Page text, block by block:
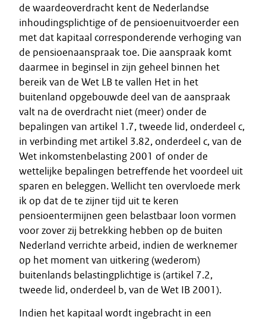
de waardeoverdracht kent de Nederlandse
inhoudingsplichtige of de pensioenuitvoerder een
met dat kapitaal corresponderende verhoging van
de pensioenaanspraak toe. Die aanspraak komt
daarmee in beginsel in zijn geheel binnen het
bereik van de Wet LB te vallen Het in het
buitenland opgebouwde deel van de aanspraak
valt na de overdracht niet (meer) onder de
bepalingen van artikel 1.7, tweede lid, onderdeel c,
in verbinding met artikel 3.82, onderdeel c, van de
Wet inkomstenbelasting 2001 of onder de
wettelijke bepalingen betreffende het voordeel uit
sparen en beleggen. Wellicht ten overvloede merk
ik op dat de te zijner tijd uit te keren
pensioentermijnen geen belastbaar loon vormen
voor zover zij betrekking hebben op de buiten
Nederland verrichte arbeid, indien de werknemer
op het moment van uitkering (wederom)
buitenlands belastingplichtige is (artikel 7.2,
tweede lid, onderdeel b, van de Wet IB 2001).
Indien het kapitaal wordt ingebracht in een